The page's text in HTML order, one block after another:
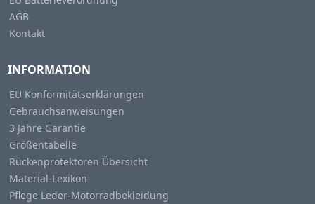
AGB
Kontakt
INFORMATION
EU Konformitätserklärungen
Gebrauchsanweisungen
3 Jahre Garantie
Größentabelle
Rückenprotektoren Übersicht
Material-Lexikon
Pflege Leder-Motorradbekleidung